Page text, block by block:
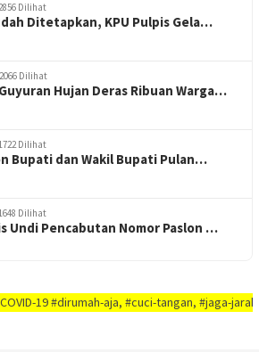
Dilihat
Ditetapkan, KPU Pulpis Gela…
Dilihat
Hujan Deras Ribuan Warga…
Dilihat
Bupati dan Wakil Bupati Pulan…
Dilihat
Undi Pencabutan Nomor Paslon …
19 #dirumah-aja, #cuci-tangan, #jaga-jarak,